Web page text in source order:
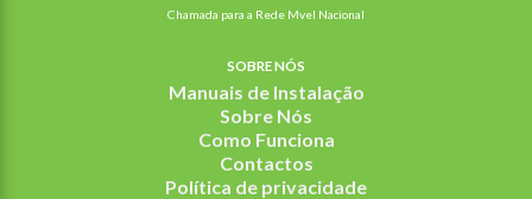
Chamada para a Rede Mvel Nacional
SOBRE NÓS
Manuais de Instalação
Sobre Nós
Como Funciona
Contactos
Política de privacidade